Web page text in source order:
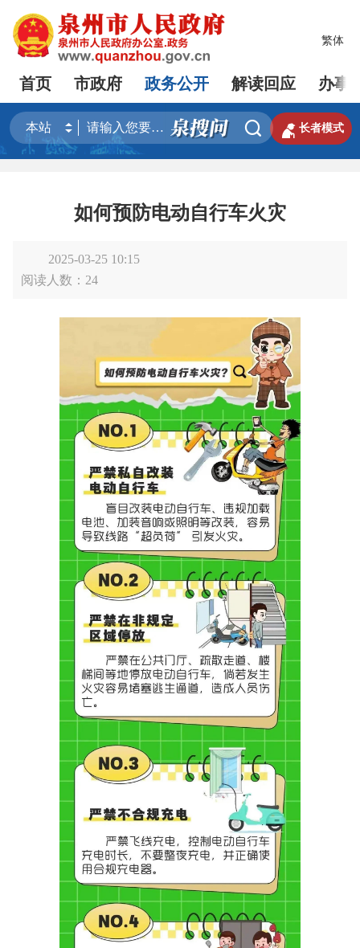
繁体
首页 市政府 政务公开 解读回应 办事
  长者模式
如何预防电动自行车火灾
2025-03-25 10:15
阅读人数： 24